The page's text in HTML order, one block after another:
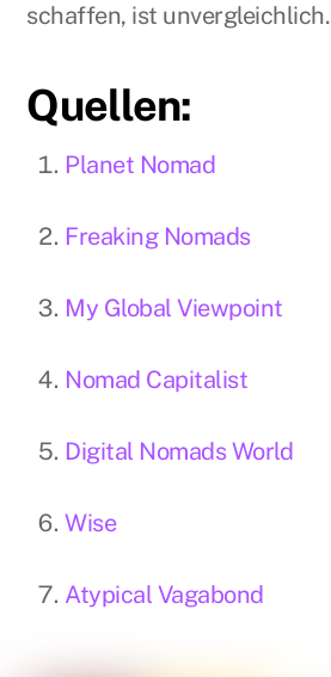
schaffen, ist unvergleichlich.
Quellen:
Planet Nomad
Freaking Nomads
My Global Viewpoint
Nomad Capitalist
Digital Nomads World
Wise
Atypical Vagabond